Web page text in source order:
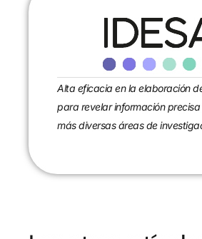
Alta eficacia en la elaboración
para revelar información precisa
más diversas áreas de